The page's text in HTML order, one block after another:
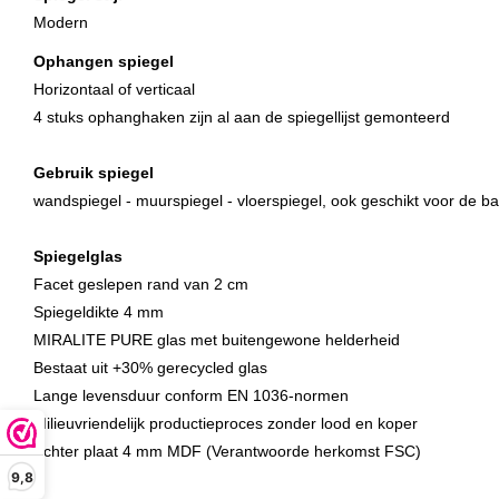
9,8
Modern
Ophangen spiegel
Horizontaal of verticaal
4 stuks ophanghaken zijn al aan de spiegellijst gemonteerd
Gebruik spiegel
wandspiegel - muurspiegel - vloerspiegel, ook geschikt voor de
Spiegelglas
Facet geslepen rand van 2 cm
Spiegeldikte 4 mm
MIRALITE PURE glas met buitengewone helderheid
Bestaat uit +30% gerecycled glas
Lange levensduur conform EN 1036-normen
Milieuvriendelijk productieproces zonder lood en koper
Achter plaat 4 mm MDF (Verantwoorde herkomst FSC)